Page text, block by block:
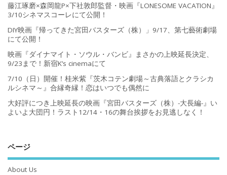
藤江琢磨×森岡龍P×下社敦郎監督・映画『LONESOME VACATION』
3/10シネマスコーレにて公開！
DIY映画『帰ってきた宮田バスターズ（株）」9/17、第七藝術劇場
にて公開！
映画『ダイナマイト・ソウル・バンビ』まさかの上映延長決定、
9/23まで！新宿K’s cinemaにて
7/10（日）開催！桂米紫『茨木コテン劇場～古典落語とクラシカ
ルシネマ～』合縁奇縁！恋はいつでも偶然に
大好評につき上映延長の映画『宮田バスターズ（株）-大長編-』い
よいよ大団円！ラスト12/14・16の舞台挨拶をお見逃しなく！
ページ
About Us